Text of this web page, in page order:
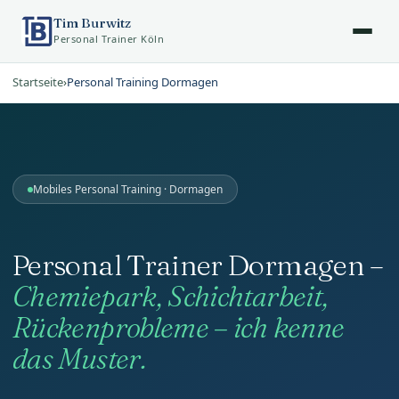
Tim Burwitz
Personal Trainer Köln
Startseite›Personal Training Dormagen
Mobiles Personal Training · Dormagen
Personal Trainer Dormagen –
Chemiepark, Schichtarbeit,
Rückenprobleme – ich kenne
das Muster.